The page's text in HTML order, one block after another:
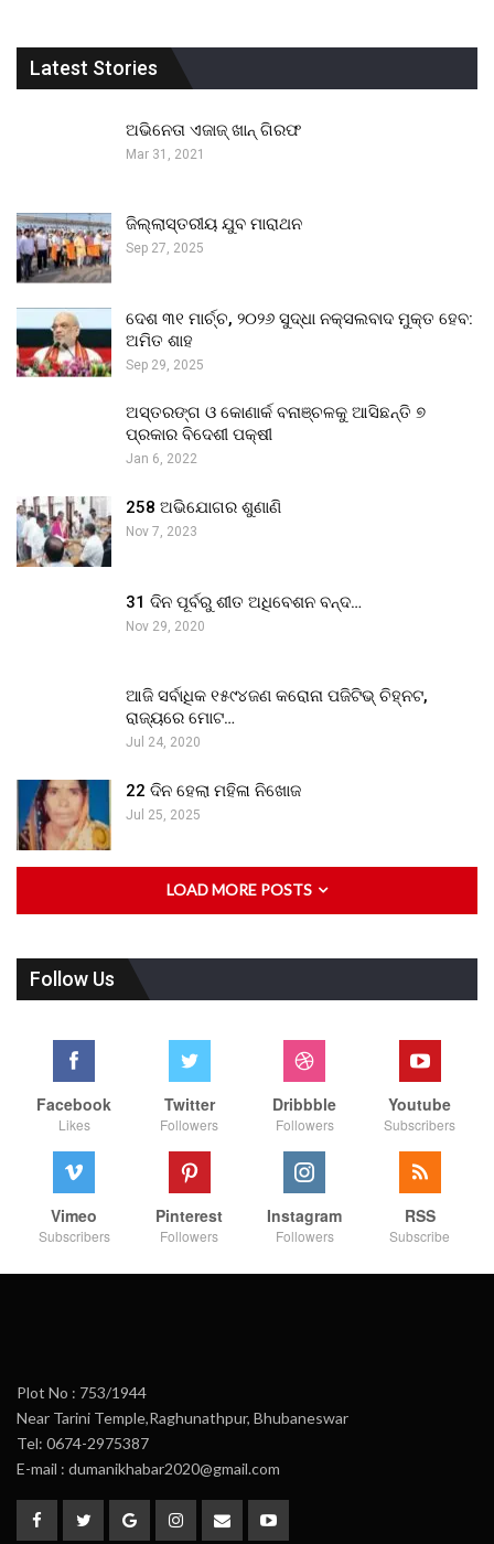
Latest Stories
ଅଭିନେତା ଏଜାଜ୍ ଖାନ୍ ଗିରଫ
Mar 31, 2021
ଜିଲ୍ଲାସ୍ତରୀୟ ଯୁବ ମାରାଥନ
Sep 27, 2025
ଦେଶ ୩୧ ମାର୍ଚ୍ଚ, ୨୦୨୬ ସୁଦ୍ଧା ନକ୍ସଲବାଦ ମୁକ୍ତ ହେବ:
ଅମିତ ଶାହ
Sep 29, 2025
ଅସ୍ତରଙ୍ଗ ଓ କୋଣାର୍କ ବନାଞ୍ଚଳକୁ ଆସିଛନ୍ତି ୭
ପ୍ରକାର ବିଦେଶୀ ପକ୍ଷୀ
Jan 6, 2022
258 ଅଭିଯୋଗର ଶୁଣାଣି
Nov 7, 2023
31 ଦିନ ପୂର୍ବରୁ ଶୀତ ଅଧିବେଶନ ବନ୍ଦ…
Nov 29, 2020
ଆଜି ସର୍ବାଧିକ ୧୫୯୪ଜଣ କରୋନା ପଜିଟିଭ୍ ଚିହ୍ନଟ,
ରାଜ୍ୟରେ ମୋଟ…
Jul 24, 2020
22 ଦିନ ହେଲା ମହିଳା ନିଖୋଜ
Jul 25, 2025
LOAD MORE POSTS
Follow Us
Facebook
Likes
Twitter
Followers
Dribbble
Followers
Youtube
Subscribers
Vimeo
Subscribers
Pinterest
Followers
Instagram
Followers
RSS
Subscribe
Plot No : 753/1944
Near Tarini Temple,Raghunathpur, Bhubaneswar
Tel: 0674-2975387
E-mail : dumanikhabar2020@gmail.com